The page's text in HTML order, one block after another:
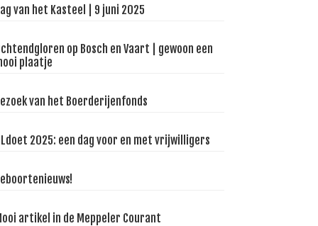
van het Kasteel | 9 juni 2025
op Bosch en Vaart | gewoon een
plaatje
van het Boerderijenfonds
2025: een dag voor en met vrijwilligers
artikel in de Meppeler Courant